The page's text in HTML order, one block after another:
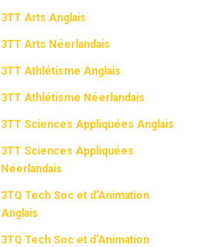
3TT Arts Anglais
3TT Arts Néerlandais
3TT Athlétisme Anglais
3TT Athlétisme Néerlandais
3TT Sciences Appliquées Anglais
3TT Sciences Appliquées
Néerlandais
3TQ Tech Soc et d'Animation
Anglais
3TQ Tech Soc et d'Animation